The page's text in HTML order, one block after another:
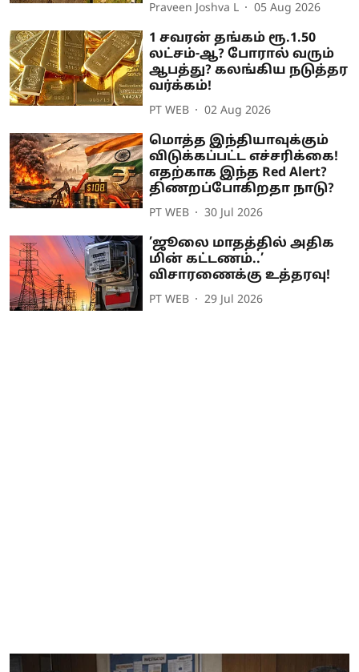
Praveen Joshva L 05 Aug 2026
1 சவரன் தங்கம் ரூ.1.50
லட்சம்-ஆ? போரால் வரும்
ஆபத்து? கலங்கிய நடுத்தர
வர்க்கம்!
PT WEB 02 Aug 2026
மொத்த இந்தியாவுக்கும்
விடுக்கப்பட்ட எச்சரிக்கை!
எதற்காக இந்த Red Alert?
திணறப்போகிறதா நாடு?
PT WEB 30 Jul 2026
’ஜூலை மாதத்தில் அதிக
மின் கட்டணம்..’
விசாரணைக்கு உத்தரவு!
PT WEB 29 Jul 2026